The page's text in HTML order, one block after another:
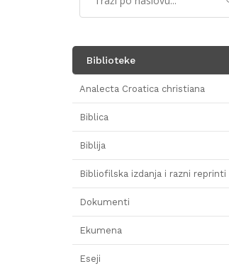
Biblioteke
Analecta Croatica christiana
Biblica
Biblija
Bibliofilska izdanja i razni reprinti
Dokumenti
Ekumena
Eseji